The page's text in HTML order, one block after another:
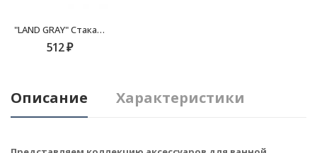
"LAND GRAY" Стакан FX-482-3
512₽
Описание Характеристики